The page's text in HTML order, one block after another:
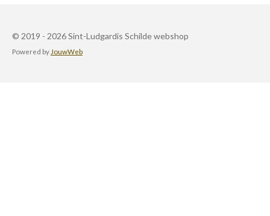
© 2019 - 2026 Sint-Ludgardis Schilde webshop
Powered by JouwWeb